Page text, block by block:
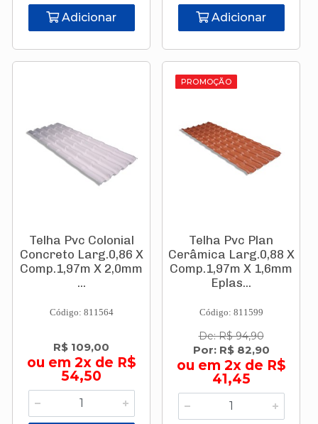
Adicionar Adicionar
Telha Pvc Colonial
Concreto Larg.0,86 X
Comp.1,97m X 2,0mm
...
Código: 811564
R$ 109,00
ou em 2x de R$
54,50
PROMOÇÃO
Telha Pvc Plan
Cerâmica Larg.0,88 X
Comp.1,97m X 1,6mm
Eplas...
Código: 811599
De: R$ 94,90
Por: R$ 82,90
ou em 2x de R$
41,45